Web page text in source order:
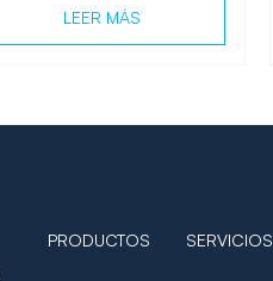
LEER MÁS
PRODUCTOS SERVICIOS